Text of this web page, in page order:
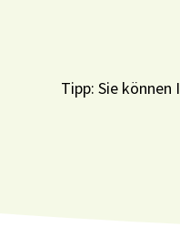
Tipp: Sie können